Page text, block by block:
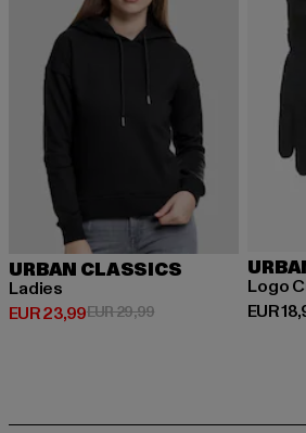
URBAN CLASSICS
Ladies
EUR 23,99
Derzeitiger Preis: EUR 23,99
EUR 29,99Aktionspreis: EUR
Logo
EUR